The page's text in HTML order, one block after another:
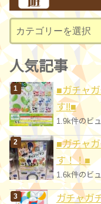
ブ
テ
ゴ
リ
ー
人気記事
■ガチャ
す!!■
1.9k件のビ
■ガチャ
す！！■
1.6k件のビ
ガチャガ